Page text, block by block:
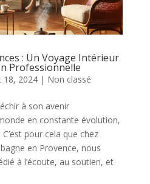
: Un Voyage Intérieur
Professionnelle
18, 2024| Non classé
à son avenir
en constante évolution,
pour cela que chez
en Provence, nous
à l’écoute, au soutien, et